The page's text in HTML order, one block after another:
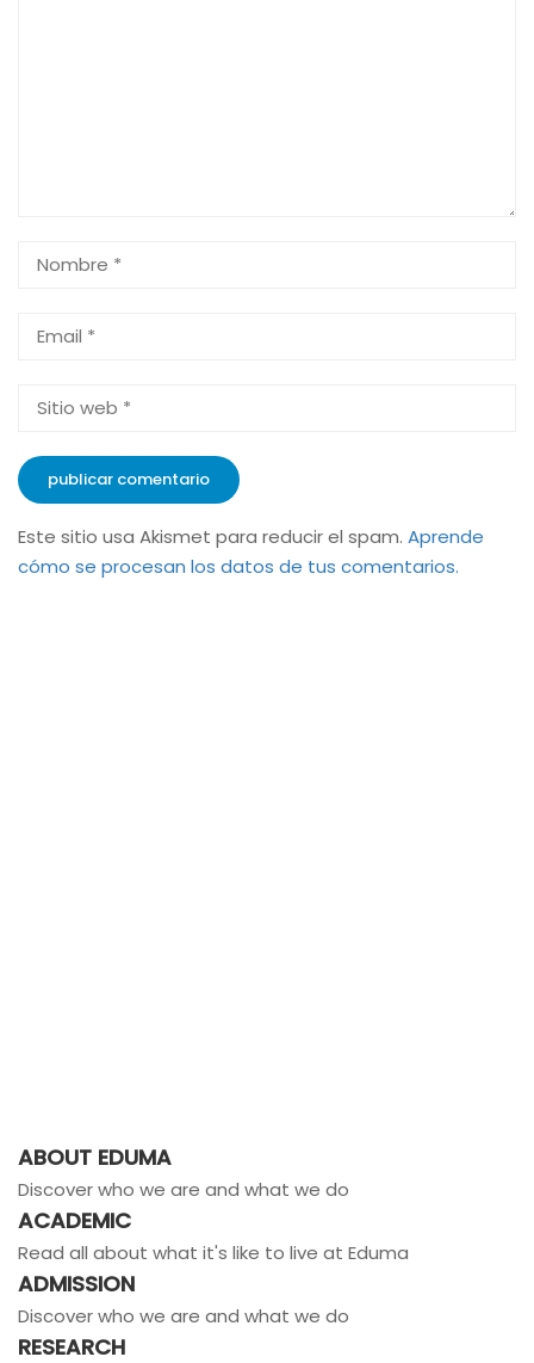
Este sitio usa Akismet para reducir el spam. Aprende
cómo se procesan los datos de tus comentarios.
ABOUT EDUMA
Discover who we are and what we do
ACADEMIC
Read all about what it's like to live at Eduma
ADMISSION
Discover who we are and what we do
RESEARCH